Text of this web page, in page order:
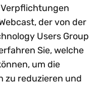
der von der
Users Group
Sie, welche
um die
zu reduzieren und